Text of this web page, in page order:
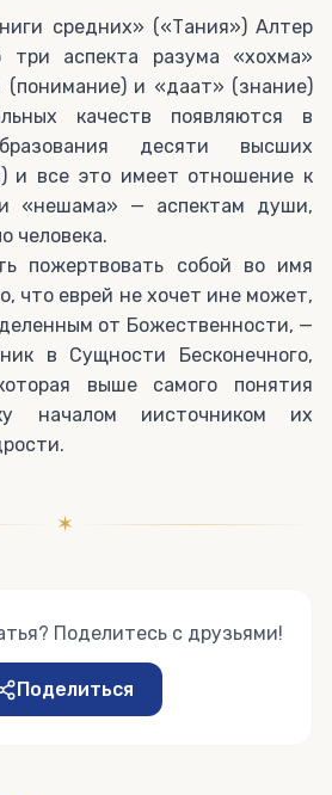
средних» («Тания») Алтер
три аспекта разума «хохма»
(понимание) и «даат» (знание)
качеств появляются в
десяти высших
и все это имеет отношение к
«нешама» — аспектам души,
человека.
пожертвовать собой во имя
что еврей не хочет ине может,
от Божественности, —
в Сущности Бесконечного,
выше самого понятия
началом иисточником их
✶
Поделитесь с друзьями!
Поделиться